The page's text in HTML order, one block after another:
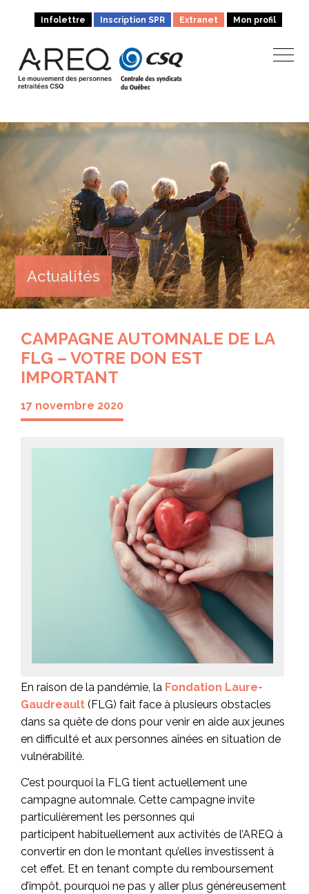
Infolettre Inscription SPR Extranet Mon profil
Actualités
CAMPAGNE AUTOMNALE DE LA
FLG – VOTRE DON EST
IMPORTANT
17 novembre 2020
En raison de la pandémie, la Fondation Laure-
Gaudreault (FLG) fait face à plusieurs obstacles
dans sa quête de dons pour venir en aide aux jeunes
en difficulté et aux personnes aînées en situation de
vulnérabilité.
C’est pourquoi la FLG tient actuellement une
campagne automnale. Cette campagne invite
particulièrement les personnes qui
participent habituellement aux activités de l’AREQ à
convertir en don le montant qu’elles investissent à
cet effet. Et en tenant compte du remboursement
d’impôt, pourquoi ne pas y aller plus généreusement